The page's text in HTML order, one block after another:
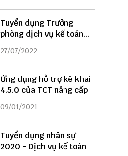
Tuyển dụng Trưởng
phòng dịch vụ kế toán
năm 2022
27/07/2022
Ứng dụng hỗ trợ kê khai
4.5.0 của TCT nâng cấp
09/01/2021
Tuyển dụng nhân sự
2020 - Dịch vụ kế toán